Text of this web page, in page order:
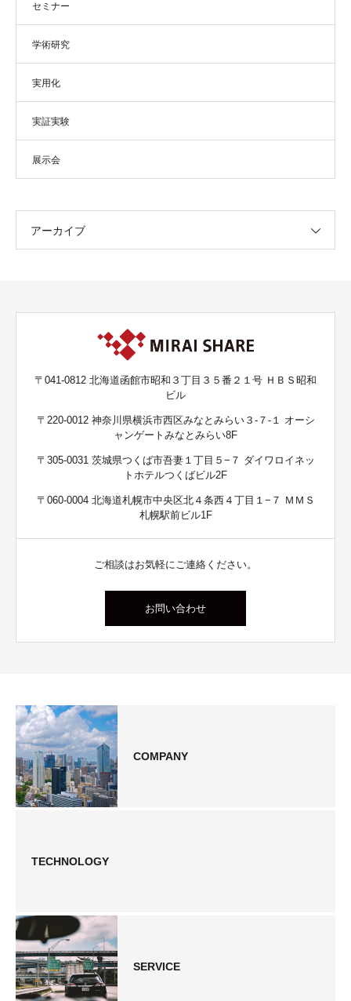
セミナー
学術研究
実用化
実証実験
展示会
アーカイブ
〒041-0812 北海道函館市昭和３丁目３５番２１号 ＨＢＳ昭和
ビル
〒220-0012 神奈川県横浜市西区みなとみらい３-７-１ オーシ
ャンゲートみなとみらい8F
〒305-0031 茨城県つくば市吾妻１丁目５−７ ダイワロイネッ
トホテルつくばビル2F
〒060-0004 北海道札幌市中央区北４条西４丁目１−７ ＭＭＳ
札幌駅前ビル1F
ご相談はお気軽にご連絡ください。
お問い合わせ
COMPANY
TECHNOLOGY
SERVICE